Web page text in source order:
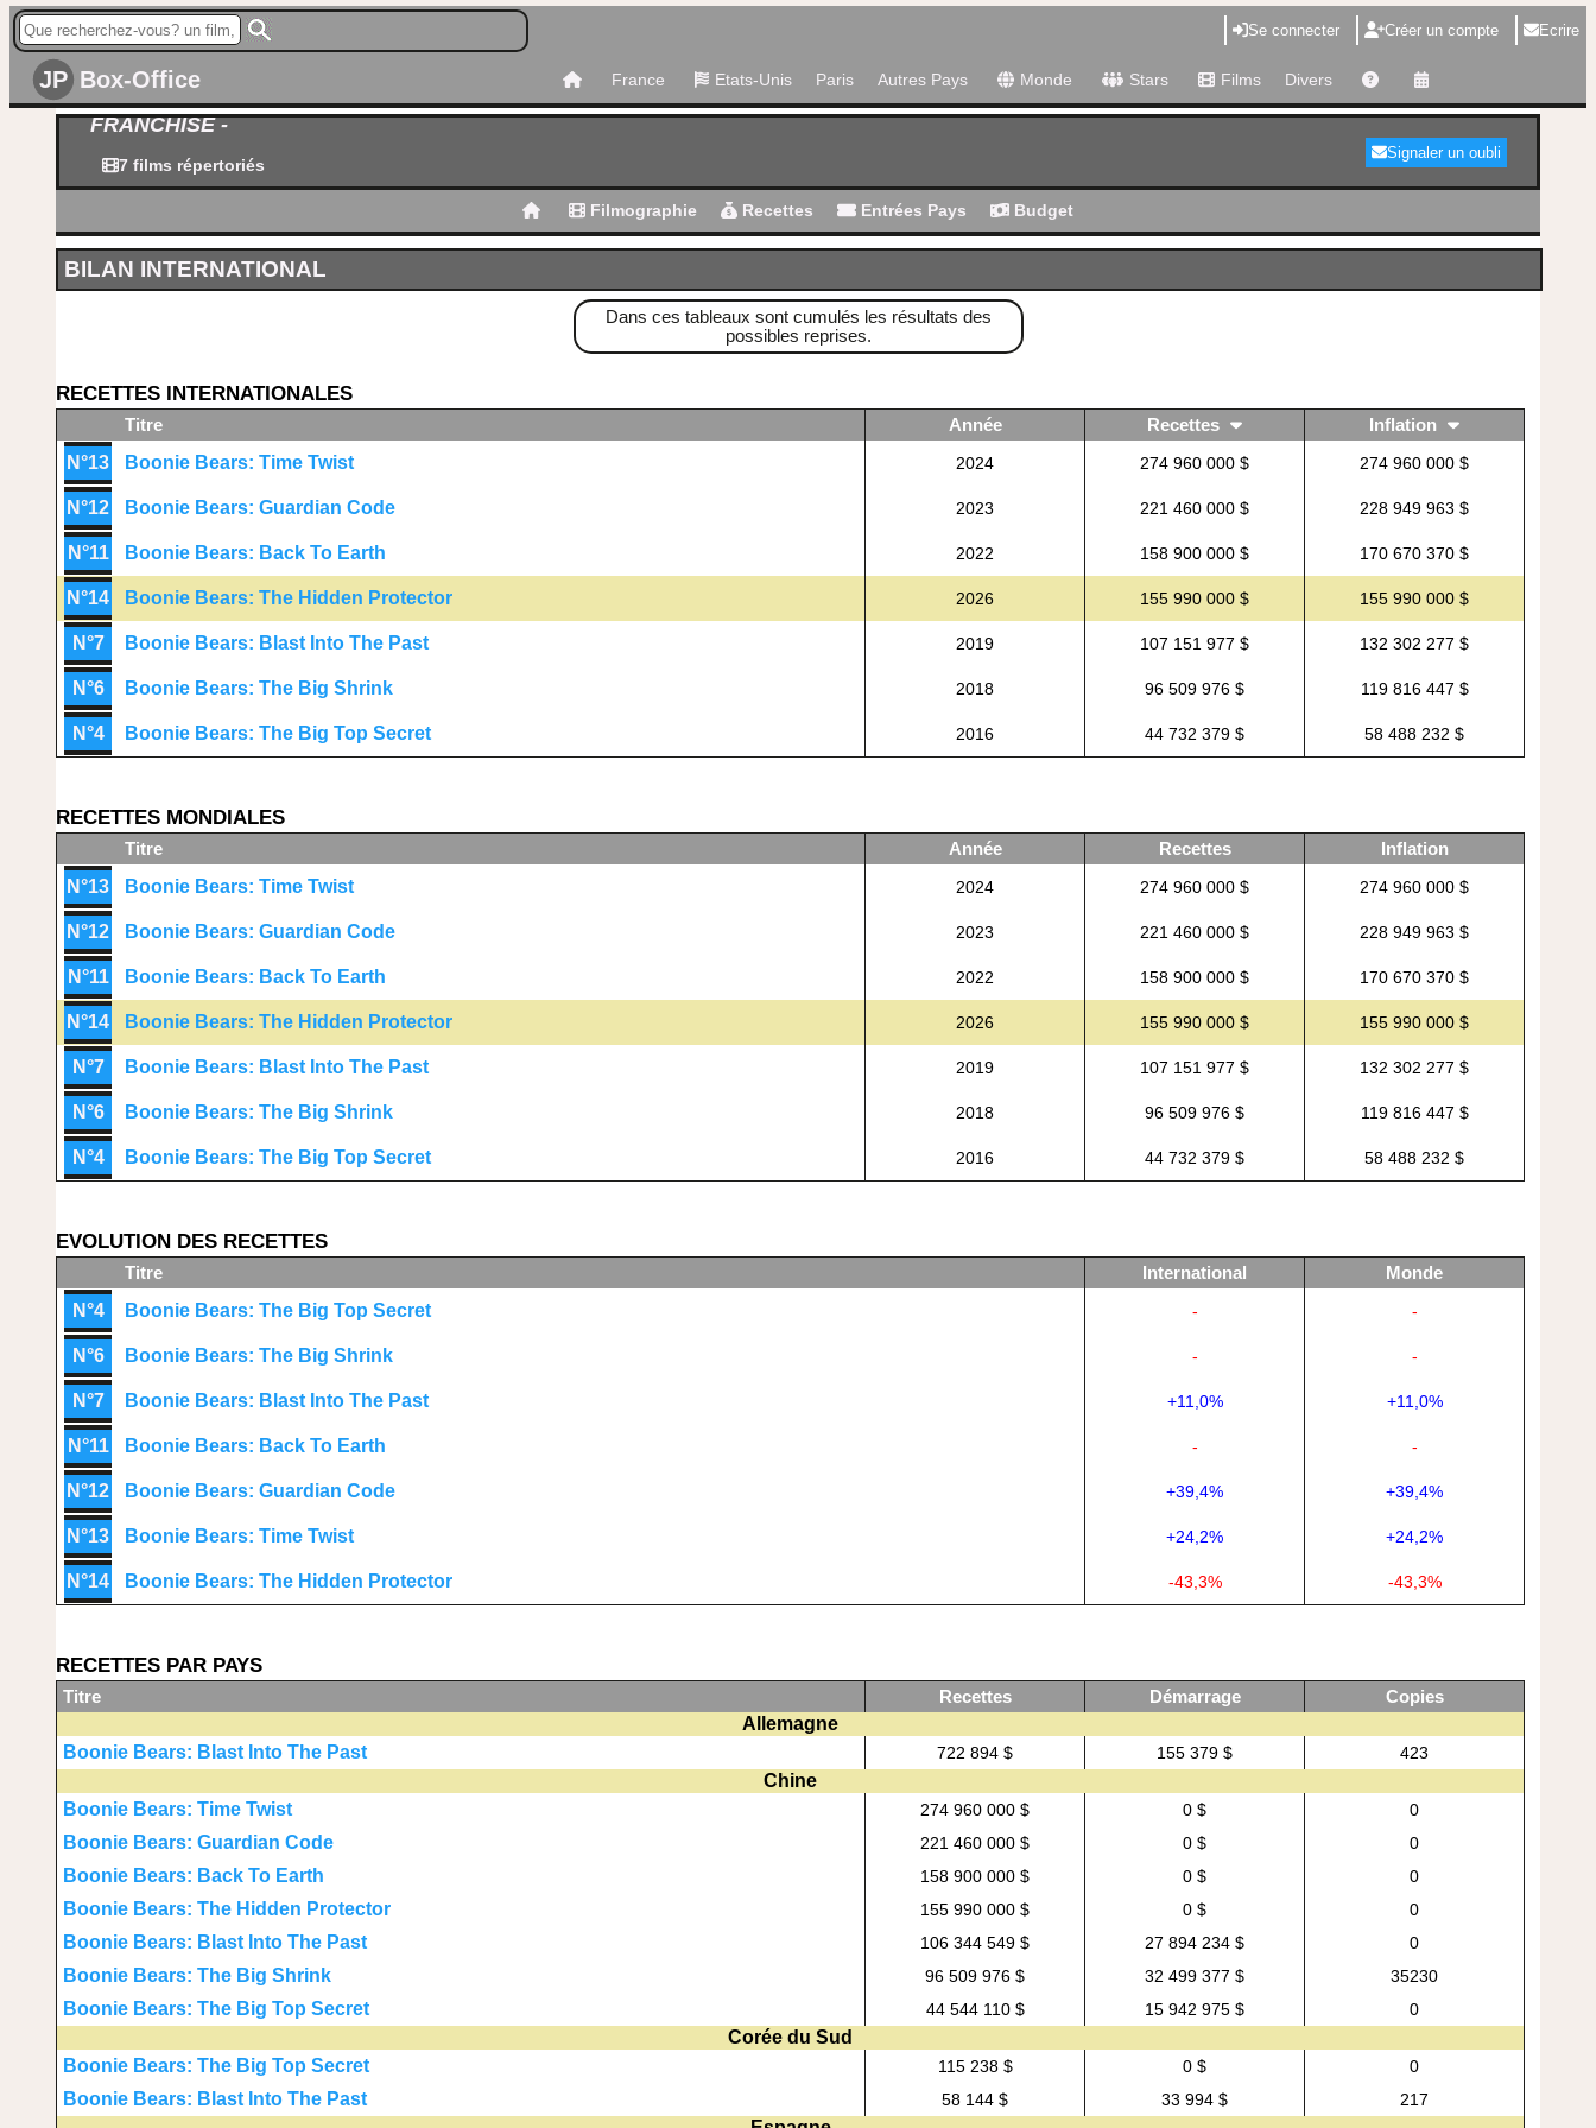
Se connecter Créer un compte Ecrire
JP Box-Office France Etats-Unis Paris Autres Pays Monde Stars Films Divers
FRANCHISE -
7 films répertoriés
Signaler un oubli
Filmographie Recettes Entrées Pays Budget
BILAN INTERNATIONAL
Dans ces tableaux sont cumulés les résultats des
possibles reprises.
RECETTES INTERNATIONALES
Titre Année Recettes Inflation
N°13 Boonie Bears: Time Twist 2024 274 960 000 $ 274 960 000 $
N°12 Boonie Bears: Guardian Code 2023 221 460 000 $ 228 949 963 $
N°11 Boonie Bears: Back To Earth 2022 158 900 000 $ 170 670 370 $
N°14 Boonie Bears: The Hidden Protector 2026 155 990 000 $ 155 990 000 $
N°7 Boonie Bears: Blast Into The Past 2019 107 151 977 $ 132 302 277 $
N°6 Boonie Bears: The Big Shrink 2018 96 509 976 $ 119 816 447 $
N°4 Boonie Bears: The Big Top Secret 2016 44 732 379 $ 58 488 232 $
RECETTES MONDIALES
Titre Année Recettes Inflation
N°13 Boonie Bears: Time Twist 2024 274 960 000 $ 274 960 000 $
N°12 Boonie Bears: Guardian Code 2023 221 460 000 $ 228 949 963 $
N°11 Boonie Bears: Back To Earth 2022 158 900 000 $ 170 670 370 $
N°14 Boonie Bears: The Hidden Protector 2026 155 990 000 $ 155 990 000 $
N°7 Boonie Bears: Blast Into The Past 2019 107 151 977 $ 132 302 277 $
N°6 Boonie Bears: The Big Shrink 2018 96 509 976 $ 119 816 447 $
N°4 Boonie Bears: The Big Top Secret 2016 44 732 379 $ 58 488 232 $
EVOLUTION DES RECETTES
Titre International Monde
N°4 Boonie Bears: The Big Top Secret - -
N°6 Boonie Bears: The Big Shrink - -
N°7 Boonie Bears: Blast Into The Past +11,0% +11,0%
N°11 Boonie Bears: Back To Earth - -
N°12 Boonie Bears: Guardian Code +39,4% +39,4%
N°13 Boonie Bears: Time Twist +24,2% +24,2%
N°14 Boonie Bears: The Hidden Protector -43,3% -43,3%
RECETTES PAR PAYS
Titre Recettes Démarrage Copies
Allemagne
Boonie Bears: Blast Into The Past
722 894 $ 155 379 $ 423
Chine
Boonie Bears: Time Twist
274 960 000 $ 0 $ 0
Boonie Bears: Guardian Code 221 460 000 $ 0 $ 0
Boonie Bears: Back To Earth 158 900 000 $ 0 $ 0
Boonie Bears: The Hidden Protector 155 990 000 $ 0 $ 0
Boonie Bears: Blast Into The Past 106 344 549 $ 27 894 234 $ 0
Boonie Bears: The Big Shrink 96 509 976 $ 32 499 377 $ 35230
Boonie Bears: The Big Top Secret 44 544 110 $ 15 942 975 $ 0
Corée du Sud
Boonie Bears: The Big Top Secret
115 238 $ 0 $ 0
Boonie Bears: Blast Into The Past 58 144 $ 33 994 $ 217